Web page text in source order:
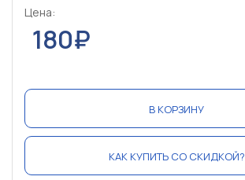
Цена:
180₽
В КОРЗИНУ
КАК КУПИТЬ СО СКИДКОЙ?